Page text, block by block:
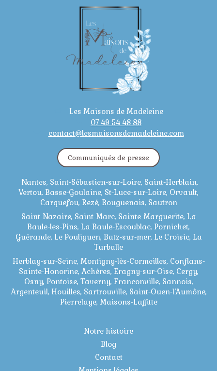
Les Maisons de Madeleine
07 49 54 48 88
contact@lesmaisonsdemadeleine.com
Communiqués de presse
Nantes, Saint-Sébastien-sur-Loire, Saint-Herblain,
Vertou, Basse-Goulaine, St-Luce-sur-Loire, Orvault,
Carquefou, Rezé, Bouguenais, Sautron
Saint-Nazaire, Saint-Marc, Sainte-Marguerite, La
Baule-les-Pins, La Baule-Escoublac, Pornichet,
Guérande, Le Pouliguen, Batz-sur-mer, Le Croisic, La
Turballe
Herblay-sur-Seine, Montigny-lès-Cormeilles, Conflans-
Sainte-Honorine, Achères, Eragny-sur-Oise, Cergy,
Osny, Pontoise, Taverny, Franconville, Sannois,
Argenteuil, Houilles, Sartrouville, Saint-Ouen-l’Aumône,
Pierrelaye, Maisons-Laffitte
Notre histoire
Blog
Contact